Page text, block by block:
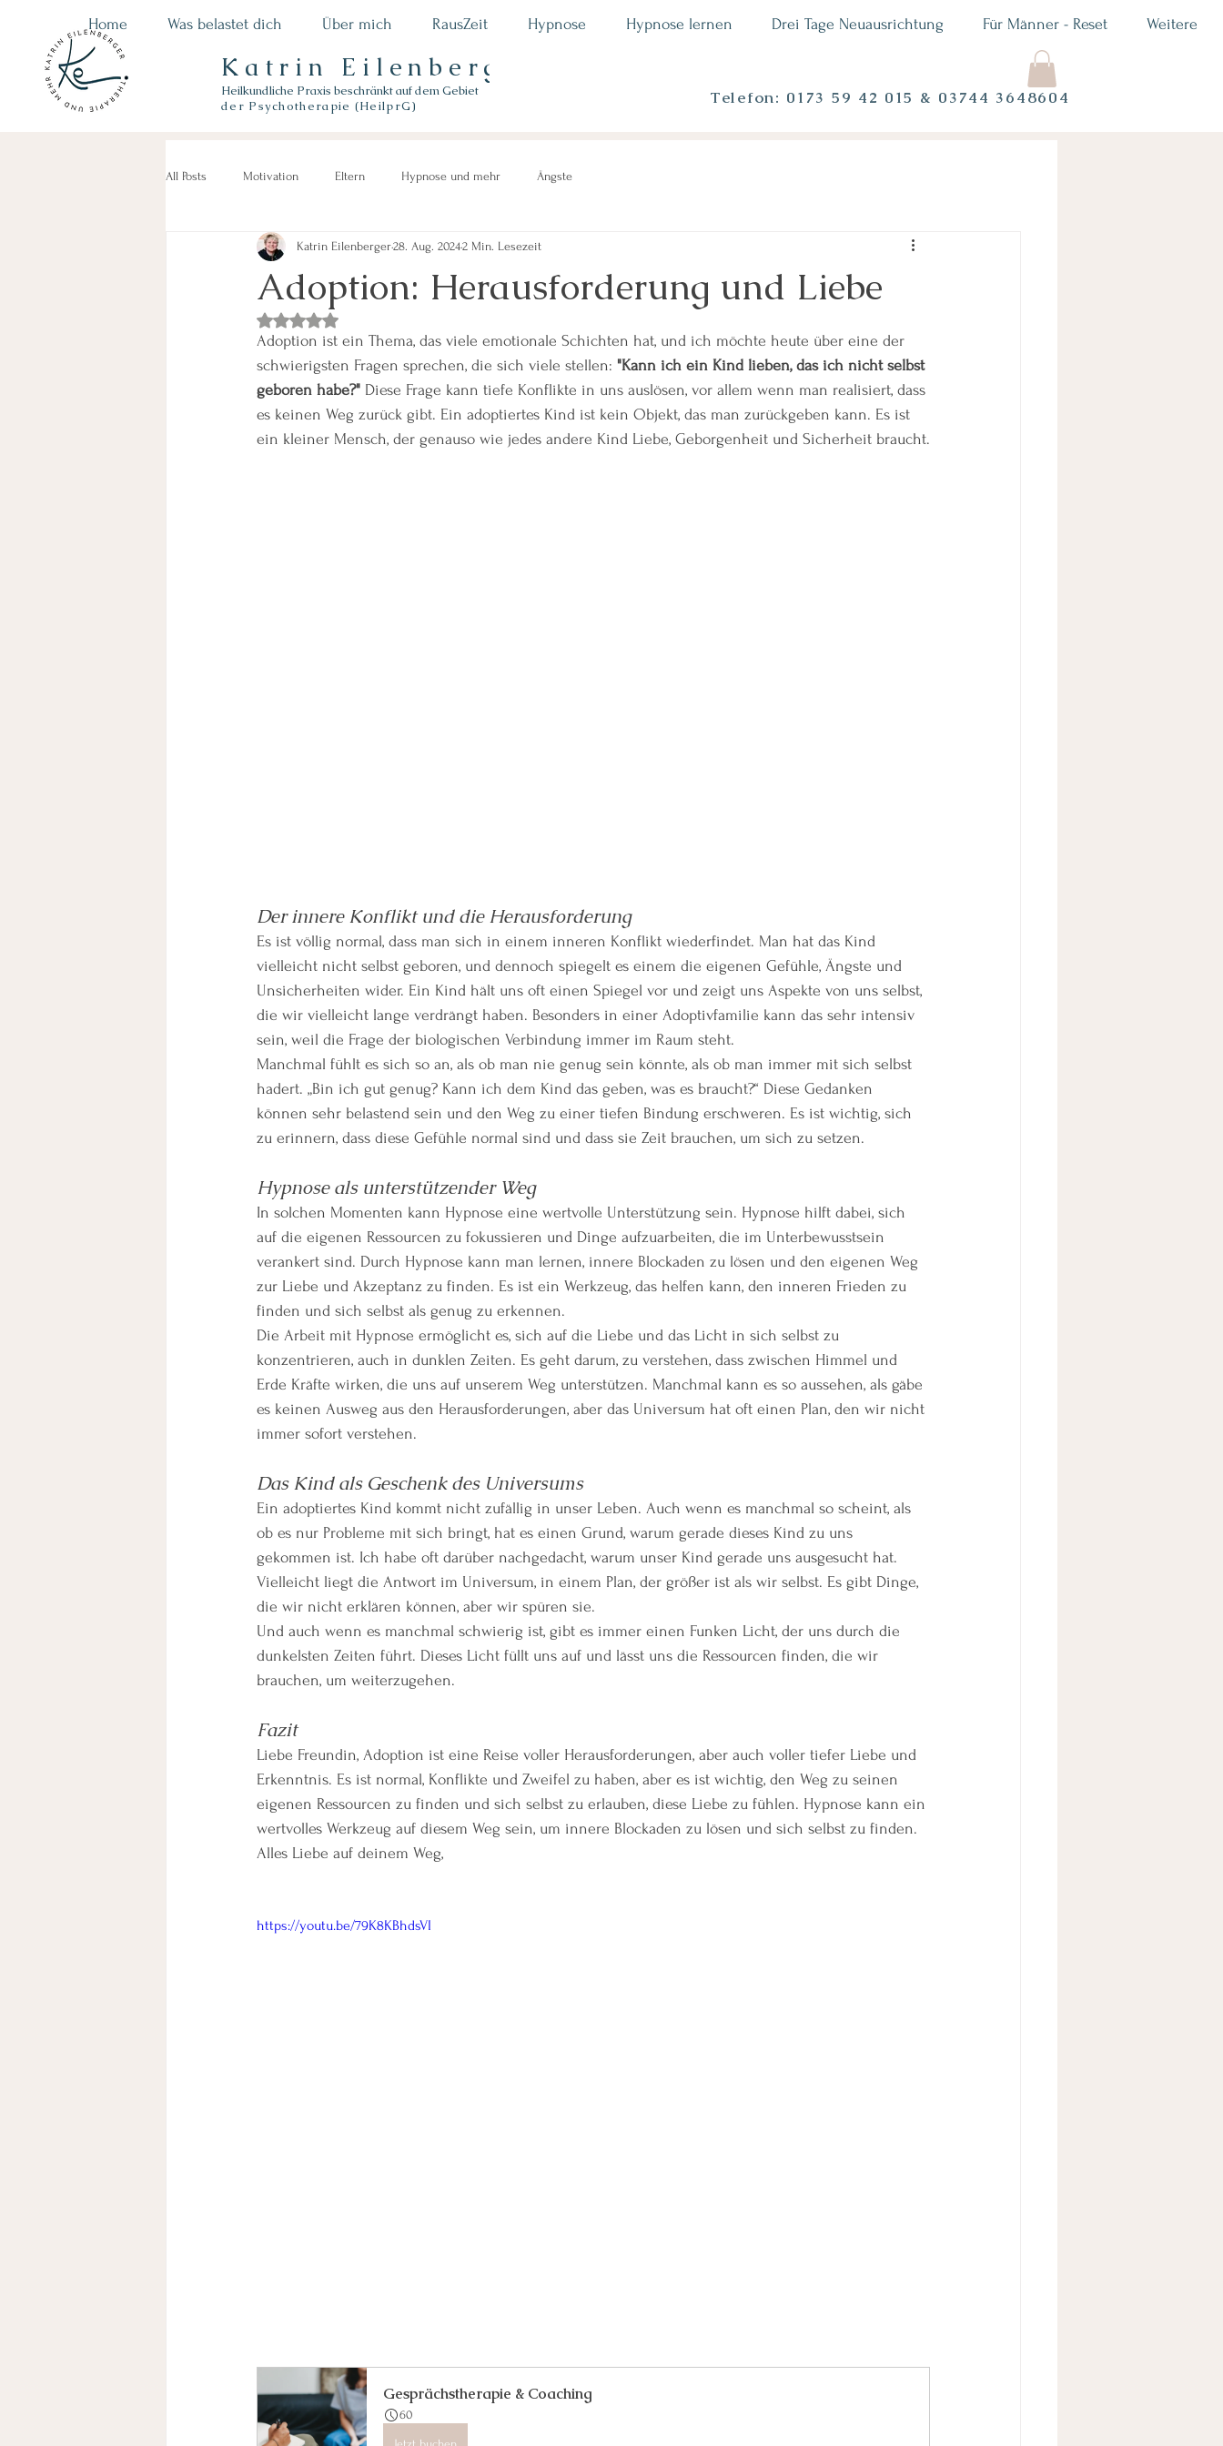
Katrin Eilenberger
Heilkundliche Praxis beschränkt auf dem Gebiet
der Psychotherapie (HeilprG)
Home Was belastet dich Über mich RausZeit Hypnose Hypnose lernen Drei Tage Neuausrichtung Für Männer - Reset Weitere
Telefon: 0173 59 42 015 & 03744 3648604
All Posts Motivation Eltern Hypnose und mehr Ängste
Adoption: Herausforderung und Liebe
Katrin Eilenberger28. Aug. 20242 Min. Lesezeit
Mit NaN von 5 Sternen bewertet.
Adoption ist ein Thema, das viele emotionale Schichten hat, und ich möchte heute über eine der
schwierigsten Fragen sprechen, die sich viele stellen: "Kann ich ein Kind lieben, das ich nicht selbst
geboren habe?" Diese Frage kann tiefe Konflikte in uns auslösen, vor allem wenn man realisiert, dass
es keinen Weg zurück gibt. Ein adoptiertes Kind ist kein Objekt, das man zurückgeben kann. Es ist
ein kleiner Mensch, der genauso wie jedes andere Kind Liebe, Geborgenheit und Sicherheit braucht.
Der innere Konflikt und die Herausforderung
Es ist völlig normal, dass man sich in einem inneren Konflikt wiederfindet. Man hat das Kind
vielleicht nicht selbst geboren, und dennoch spiegelt es einem die eigenen Gefühle, Ängste und
Unsicherheiten wider. Ein Kind hält uns oft einen Spiegel vor und zeigt uns Aspekte von uns selbst,
die wir vielleicht lange verdrängt haben. Besonders in einer Adoptivfamilie kann das sehr intensiv
sein, weil die Frage der biologischen Verbindung immer im Raum steht.
Manchmal fühlt es sich so an, als ob man nie genug sein könnte, als ob man immer mit sich selbst
hadert. „Bin ich gut genug? Kann ich dem Kind das geben, was es braucht?“ Diese Gedanken
können sehr belastend sein und den Weg zu einer tiefen Bindung erschweren. Es ist wichtig, sich
zu erinnern, dass diese Gefühle normal sind und dass sie Zeit brauchen, um sich zu setzen.
Hypnose als unterstützender Weg
In solchen Momenten kann Hypnose eine wertvolle Unterstützung sein. Hypnose hilft dabei, sich
auf die eigenen Ressourcen zu fokussieren und Dinge aufzuarbeiten, die im Unterbewusstsein
verankert sind. Durch Hypnose kann man lernen, innere Blockaden zu lösen und den eigenen Weg
zur Liebe und Akzeptanz zu finden. Es ist ein Werkzeug, das helfen kann, den inneren Frieden zu
finden und sich selbst als genug zu erkennen.
Die Arbeit mit Hypnose ermöglicht es, sich auf die Liebe und das Licht in sich selbst zu
konzentrieren, auch in dunklen Zeiten. Es geht darum, zu verstehen, dass zwischen Himmel und
Erde Kräfte wirken, die uns auf unserem Weg unterstützen. Manchmal kann es so aussehen, als gäbe
es keinen Ausweg aus den Herausforderungen, aber das Universum hat oft einen Plan, den wir nicht
immer sofort verstehen.
Das Kind als Geschenk des Universums
Ein adoptiertes Kind kommt nicht zufällig in unser Leben. Auch wenn es manchmal so scheint, als
ob es nur Probleme mit sich bringt, hat es einen Grund, warum gerade dieses Kind zu uns
gekommen ist. Ich habe oft darüber nachgedacht, warum unser Kind gerade uns ausgesucht hat.
Vielleicht liegt die Antwort im Universum, in einem Plan, der größer ist als wir selbst. Es gibt Dinge,
die wir nicht erklären können, aber wir spüren sie.
Und auch wenn es manchmal schwierig ist, gibt es immer einen Funken Licht, der uns durch die
dunkelsten Zeiten führt. Dieses Licht füllt uns auf und lässt uns die Ressourcen finden, die wir
brauchen, um weiterzugehen.
Fazit
Liebe Freundin, Adoption ist eine Reise voller Herausforderungen, aber auch voller tiefer Liebe und
Erkenntnis. Es ist normal, Konflikte und Zweifel zu haben, aber es ist wichtig, den Weg zu seinen
eigenen Ressourcen zu finden und sich selbst zu erlauben, diese Liebe zu fühlen. Hypnose kann ein
wertvolles Werkzeug auf diesem Weg sein, um innere Blockaden zu lösen und sich selbst zu finden.
Alles Liebe auf deinem Weg,
https://youtu.be/79K8KBhdsVI
Gesprächstherapie & Coaching
60